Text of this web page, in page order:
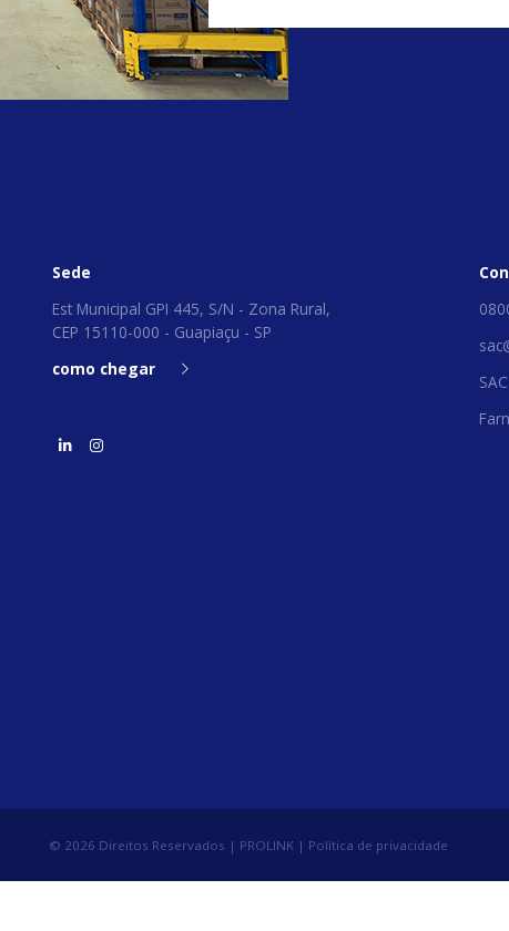
Sede
Est Municipal GPI 445, S/N - Zona Rural,
CEP 15110-000 - Guapiaçu - SP
como chegar
SAC
© 2026 Direitos Reservados | PROLINK | Política de privacidade